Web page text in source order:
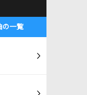
の一覧